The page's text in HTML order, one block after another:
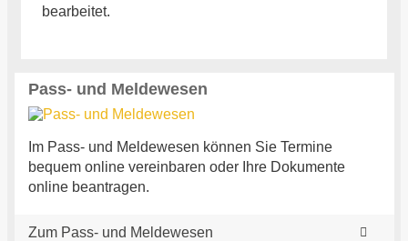
bearbeitet.
Pass- und Meldewesen
Im Pass- und Meldewesen können Sie Termine
bequem online vereinbaren oder Ihre Dokumente
online beantragen.
Zum Pass- und Meldewesen